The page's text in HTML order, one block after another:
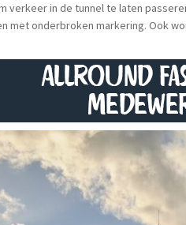
verkeer in de tunnel te laten
onderbroken markering. Ook